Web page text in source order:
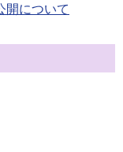
開について